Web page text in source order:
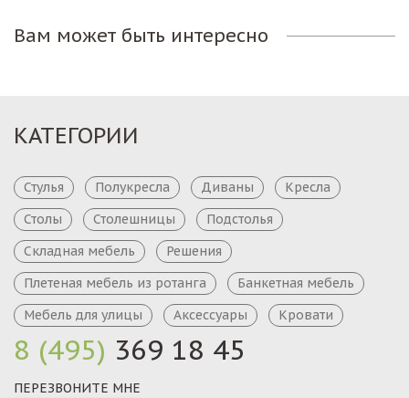
Вам может быть интересно
8 (495) 369 18 45
ПЕРЕЗВОНИТЕ МНЕ
КАТЕГОРИИ
Стулья Полукресла Диваны
Кресла
Столы
Столешницы
Подстолья
Складная мебель
Решения
Плетеная мебель из ротанга
Банкетная мебель
Мебель для улицы
Аксессуары Кровати